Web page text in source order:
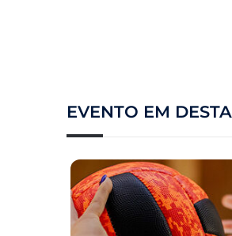
EVENTO EM